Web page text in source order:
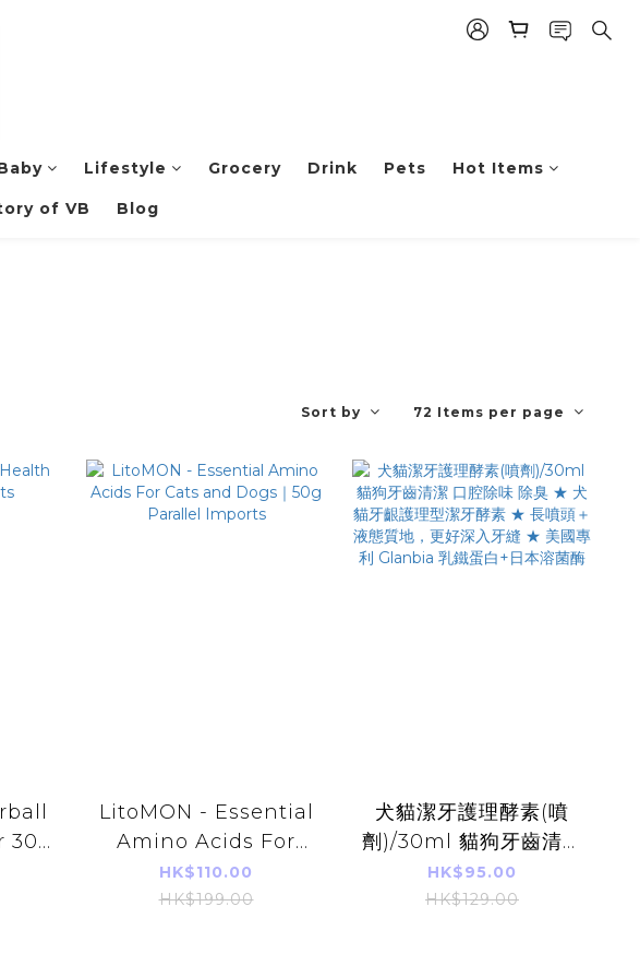
Lifestyle Grocery Drink Pets Hot Items
of VB Blog
Sort by 72 Items per page
30
LitoMON - Essential
Amino Acids For
Cats and Dogs｜50g
Parallel Imports
HK$110.00
HK$199.00
犬貓潔牙護理酵素(噴
劑)/30ml 貓狗牙齒清潔
口腔除味 除臭 ★ 犬貓
牙齦護理型潔牙酵素 ★
HK$95.00
HK$129.00